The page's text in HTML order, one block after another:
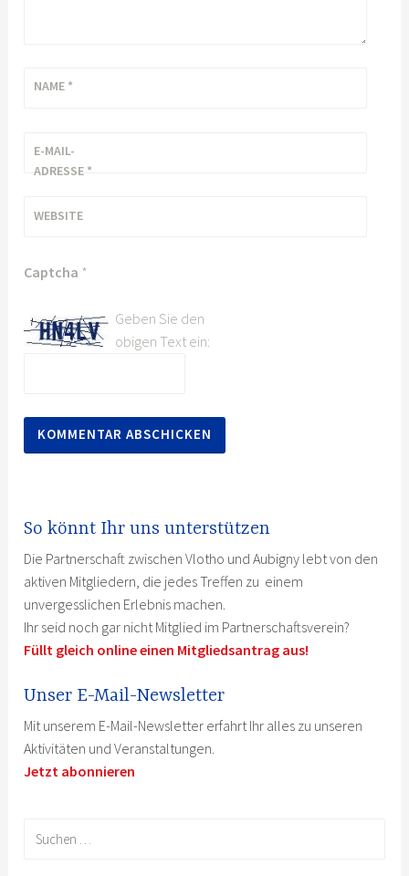
NAME *
E-MAIL-
ADRESSE *
WEBSITE
Captcha *
Geben Sie den
obigen Text ein:
So könnt Ihr uns unterstützen
Die Partnerschaft zwischen Vlotho und Aubigny lebt von den
aktiven Mitgliedern, die jedes Treffen zu einem
unvergesslichen Erlebnis machen.
Ihr seid noch gar nicht Mitglied im Partnerschaftsverein?
Füllt gleich online einen Mitgliedsantrag aus!
Unser E-Mail-Newsletter
Mit unserem E-Mail-Newsletter erfahrt Ihr alles zu unseren
Aktivitäten und Veranstaltungen.
Jetzt abonnieren